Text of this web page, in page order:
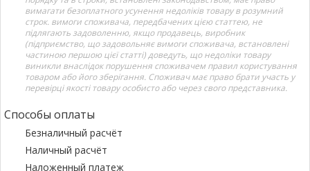
вимагати безоплатного усунення недоліків товару в розумний
строк. вимоги споживача, передбачених цією статтею, не
підлягають задоволенню, якщо продавець, виробник
(підприємство, що задовольняє вимоги споживача, встановлені
частиною першою цієї статті) доведуть, що недоліки товару
виникли внаслідок порушення споживачем правил користування
товаром або його зберігання. Споживач має право брати участь у
перевірці якості товару особисто або через свого представника.
Способы оплаты
Безналичный расчёт
Наличный расчёт
Наложенный платеж